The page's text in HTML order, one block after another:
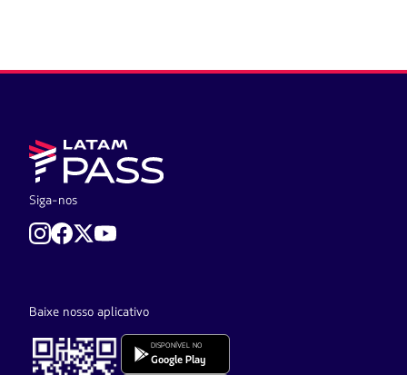
Siga-nos
Baixe nosso aplicativo
DISPONÍVEL NO
Google Play